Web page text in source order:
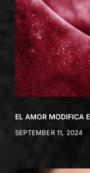
EL AMOR MODIFICA
SEPTEMBER 11, 2024